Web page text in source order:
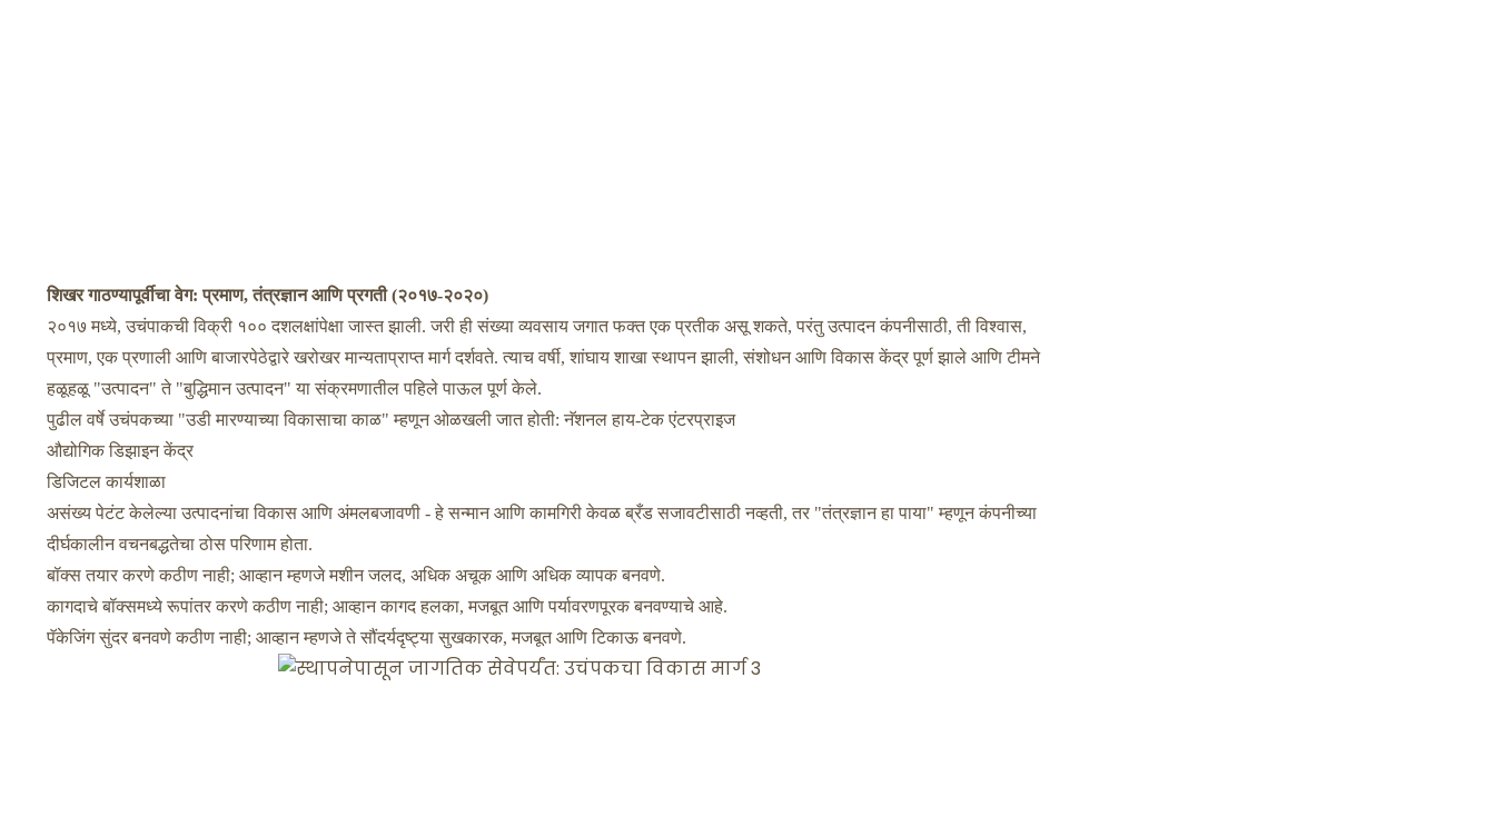
शिखर गाठण्यापूर्वीचा वेग: प्रमाण, तंत्रज्ञान आणि प्रगती (२०१७-२०२०)
२०१७ मध्ये, उचंपाकची विक्री १०० दशलक्षांपेक्षा जास्त झाली. जरी ही संख्या व्यवसाय जगात फक्त एक प्रतीक असू शकते, परंतु उत्पादन कंपनीसाठी, ती विश्वास,
प्रमाण, एक प्रणाली आणि बाजारपेठेद्वारे खरोखर मान्यताप्राप्त मार्ग दर्शवते. त्याच वर्षी, शांघाय शाखा स्थापन झाली, संशोधन आणि विकास केंद्र पूर्ण झाले आणि टीमने
हळूहळू "उत्पादन" ते "बुद्धिमान उत्पादन" या संक्रमणातील पहिले पाऊल पूर्ण केले.
पुढील वर्षे उचंपकच्या "उडी मारण्याच्या विकासाचा काळ" म्हणून ओळखली जात होती: नॅशनल हाय-टेक एंटरप्राइज
औद्योगिक डिझाइन केंद्र
डिजिटल कार्यशाळा
असंख्य पेटंट केलेल्या उत्पादनांचा विकास आणि अंमलबजावणी - हे सन्मान आणि कामगिरी केवळ ब्रँड सजावटीसाठी नव्हती, तर "तंत्रज्ञान हा पाया" म्हणून कंपनीच्या
दीर्घकालीन वचनबद्धतेचा ठोस परिणाम होता.
बॉक्स तयार करणे कठीण नाही; आव्हान म्हणजे मशीन जलद, अधिक अचूक आणि अधिक व्यापक बनवणे.
कागदाचे बॉक्समध्ये रूपांतर करणे कठीण नाही; आव्हान कागद हलका, मजबूत आणि पर्यावरणपूरक बनवण्याचे आहे.
पॅकेजिंग सुंदर बनवणे कठीण नाही; आव्हान म्हणजे ते सौंदर्यदृष्ट्या सुखकारक, मजबूत आणि टिकाऊ बनवणे.